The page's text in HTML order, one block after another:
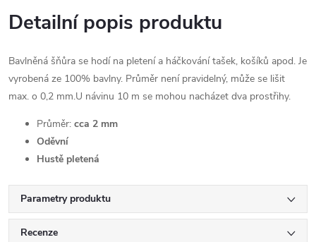
Detailní popis produktu
Bavlněná šňůra se hodí na pletení a háčkování tašek, košíků apod. Je
vyrobená ze 100% bavlny. Průměr není pravidelný, může se lišit
max. o 0,2 mm.U návinu 10 m se mohou nacházet dva prostřihy.
Průměr: cca 2 mm
Oděvní
Hustě pletená
Parametry produktu
Recenze